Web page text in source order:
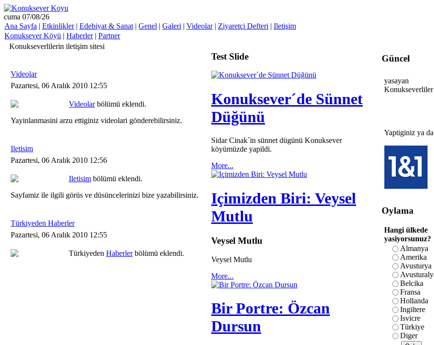
cuma 07/08/26
Ana Sayfa | Etkinlikler| Edebiyat & Sanat | Genel | Galeri | Videolar| Ziyaretçi Defteri | Iletişim
Konuksever Köyü | Haberler| Partner
Konukseverlilerin iletişim sitesi
Videolar
Pazartesi, 06 Aralık 2010 12:55
Videolarbölümü eklendi.
Yayinlanmasini arzu ettiginiz videolari gönderebilirsiniz.
Iletisim
Pazartesi, 06 Aralık 2010 12:56
Iletisim bölümü eklendi.
Sayfamiz ile ilgili görüs ve düsüncelerinizi bize yazabilirsiniz.
Türkiyeden Haberler
Pazartesi, 06 Aralık 2010 12:55
Türkiyeden Haberlerbölümü eklendi.
Test Slide
Konuksever´de Sünnet
Düğünü
Sidar Cinak´in sünnet dügünü Konuksever
köyümüzde yapildi.
More...
Içimizden Biri: Veysel
Mutlu
Veysel Mutlu
Veysel Mutlu
More...
Bir Portre: Özcan
Dursun
Güncel
Yaptiginiz ya da
birbirinizi
edebilirsiniz.
Oylama
Hangi ülkede
yasiyorsunuz?
Almanya
Amerika
Avusturya
Belcika
Fransa
Hollanda
Ingiltere
Isvicre
Türkiye
Diger